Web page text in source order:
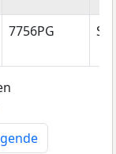
7756PG